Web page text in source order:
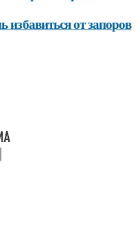
от запоров